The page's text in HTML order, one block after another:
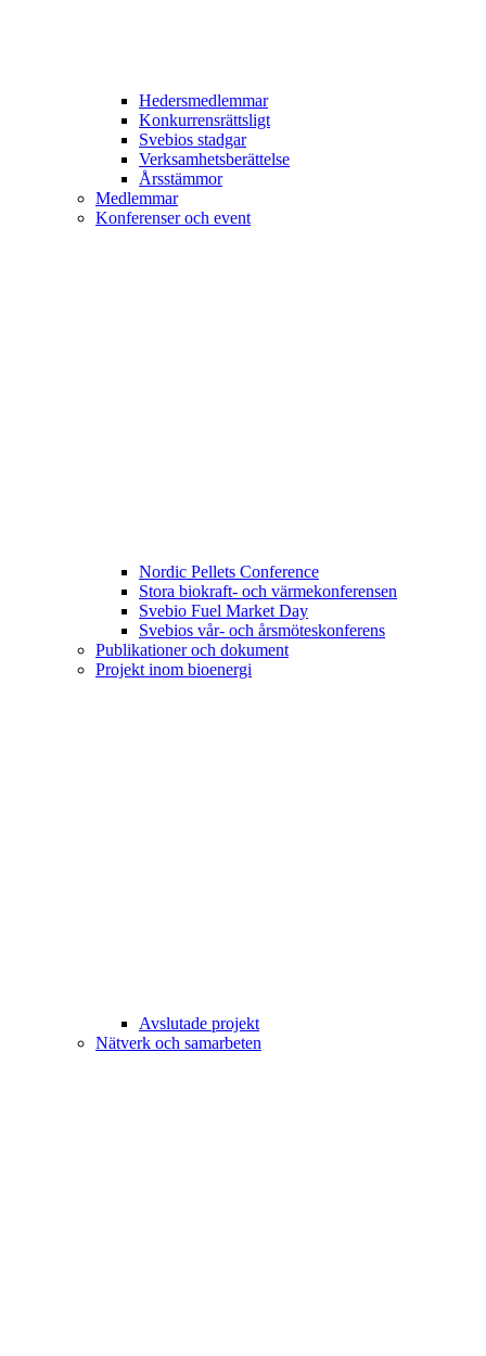
Hedersmedlemmar
Konkurrensrättsligt
Svebios stadgar
Verksamhetsberättelse
Årsstämmor
Medlemmar
Konferenser och event
Nordic Pellets Conference
Stora biokraft- och värmekonferensen
Svebio Fuel Market Day
Svebios vår- och årsmöteskonferens
Publikationer och dokument
Projekt inom bioenergi
Avslutade projekt
Nätverk och samarbeten